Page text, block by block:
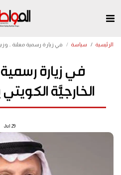
الرئيسية سياسة في زيارة رسمية معلنة ..
في زيارة رسمية
الخارجيَّة
29
Jul